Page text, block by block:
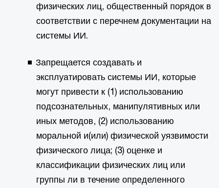
физических лиц, общественный порядок в
соответствии с перечнем документации на
системы ИИ.
Запрещается создавать и
эксплуатировать системы ИИ, которые
могут привести к (1) использованию
подсознательных, манипулятивных или
иных методов, (2) использованию
моральной и(или) физической уязвимости
физического лица; (3) оценке и
классификации физических лиц или
группы ли в течение определенного